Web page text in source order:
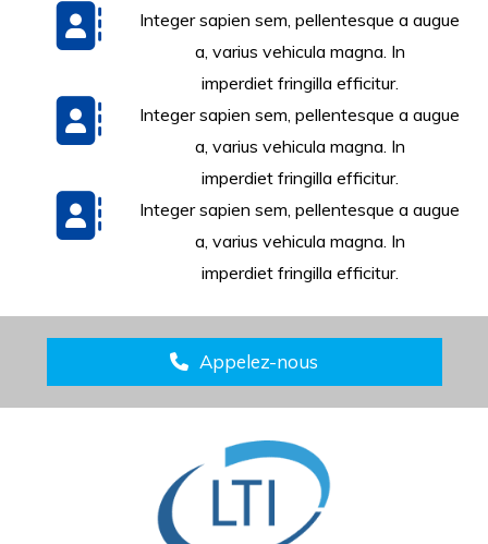
Integer sapien sem, pellentesque a augue
a, varius vehicula magna. In
imperdiet fringilla efficitur.
Integer sapien sem, pellentesque a augue
a, varius vehicula magna. In
imperdiet fringilla efficitur.
Integer sapien sem, pellentesque a augue
a, varius vehicula magna. In
imperdiet fringilla efficitur.
Appelez-nous